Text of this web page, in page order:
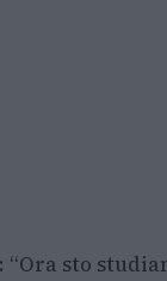
“Ora sto